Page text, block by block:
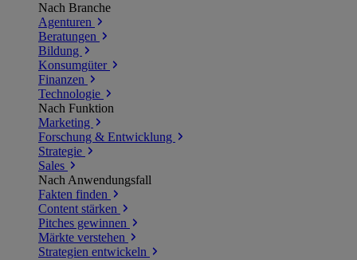
Nach Branche
Agenturen
Beratungen
Bildung
Konsumgüter
Finanzen
Technologie
Nach Funktion
Marketing
Forschung & Entwicklung
Strategie
Sales
Nach Anwendungsfall
Fakten finden
Content stärken
Pitches gewinnen
Märkte verstehen
Strategien entwickeln